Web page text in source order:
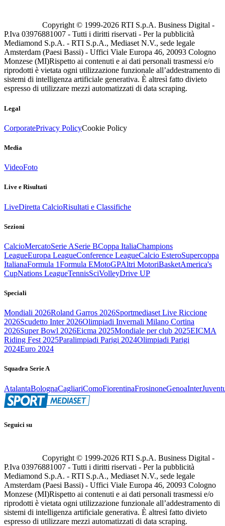
Copyright © 1999-2026 RTI S.p.A. Business Digital -
P.Iva 03976881007 - Tutti i diritti riservati - Per la pubblicità
Mediamond S.p.A. - RTI S.p.A., Mediaset N.V., sede legale
Amsterdam (Paesi Bassi) - Uffici Viale Europa 46, 20093 Cologno
Monzese (MI)Rispetto ai contenuti e ai dati personali trasmessi e/o
riprodotti è vietata ogni utilizzazione funzionale all’addestramento di
sistemi di intelligenza artificiale generativa. È altresì fatto divieto
espresso di utilizzare mezzi automatizzati di data scraping.
Legal
CorporatePrivacy PolicyCookie Policy
Media
VideoFoto
Live e Risultati
LiveDiretta CalcioRisultati e Classifiche
Sezioni
CalcioMercatoSerie ASerie BCoppa ItaliaChampions
LeagueEuropa LeagueConference LeagueCalcio EsteroSupercoppa
ItalianaFormula 1Formula EMotoGPAltri MotoriBasketAmerica's
CupNations LeagueTennisSciVolleyDrive UP
Speciali
Mondiali 2026Roland Garros 2026Sportmediaset Live Riccione
2026Scudetto Inter 2026Olimpiadi Invernali Milano Cortina
2026Super Bowl 2026Eicma 2025Mondiale per club 2025EICMA
Riding Fest 2025Paralimpiadi Parigi 2024Olimpiadi Parigi
2024Euro 2024
Squadra Serie A
AtalantaBolognaCagliariComoFiorentinaFrosinoneGenoaInter
Seguici su
Copyright © 1999-2026 RTI S.p.A. Business Digital -
P.Iva 03976881007 - Tutti i diritti riservati - Per la pubblicità
Mediamond S.p.A. - RTI S.p.A., Mediaset N.V., sede legale
Amsterdam (Paesi Bassi) - Uffici Viale Europa 46, 20093 Cologno
Monzese (MI)Rispetto ai contenuti e ai dati personali trasmessi e/o
riprodotti è vietata ogni utilizzazione funzionale all’addestramento di
sistemi di intelligenza artificiale generativa. È altresì fatto divieto
espresso di utilizzare mezzi automatizzati di data scraping.